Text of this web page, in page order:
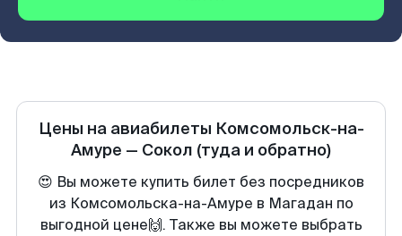
Цены на авиабилеты Комсомольск-на-
Амуре — Сокол (туда и обратно)
😍 Вы можете купить билет без посредников
из Комсомольска-на-Амуре в Магадан по
выгодной цене🙌. Также вы можете выбрать